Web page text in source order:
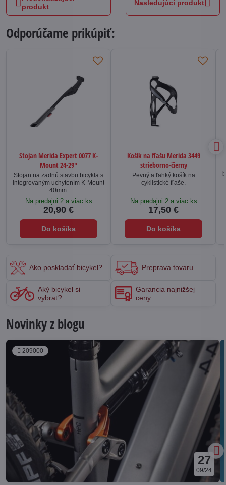
Novinky z blogu
209000
27
09/24
produkt
Nasledujúci produkt
Odporúčame prikúpiť:
Stojan Merida Expert 0077 K-
Mount 24-29"
Stojan na zadnú stavbu bicykla s
integrovaným uchytením K-Mount
40mm.
Na predajni 2 a viac ks
20,90 €
Do košíka
Košík na fľašu Merida 3449
strieborno-čierny
Pevný a ľahký košík na
cyklistické fľaše.
Na predajni 2 a viac ks
17,50 €
Do košíka
Ako poskladať bicykel? Preprava tovaru
Aký bicykel si
vybrať?
Garancia najnižšej
ceny